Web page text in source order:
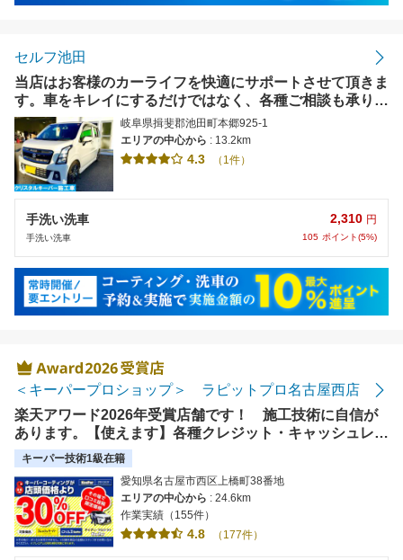
セルフ池田
当店はお客様のカーライフを快適にサポートさせて頂きま
す。車をキレイにするだけではなく、各種ご相談も承りま
す。【使えます】各種クレジットカード使用可能。
岐阜県揖斐郡池田町本郷925-1
エリアの中心から : 13.2km
4.3 （1件）
手洗い洗車
手洗い洗車
2,310 円
105 ポイント(5%)
＜キーパープロショップ＞ ラピットプロ名古屋西店
楽天アワード2026年受賞店舗です！ 施工技術に自信が
あります。【使えます】各種クレジット・キャッシュレス
決済対応
キーパー技術1級在籍
愛知県名古屋市西区上橋町38番地
エリアの中心から : 24.6km
作業実績（155件）
4.8 （177件）